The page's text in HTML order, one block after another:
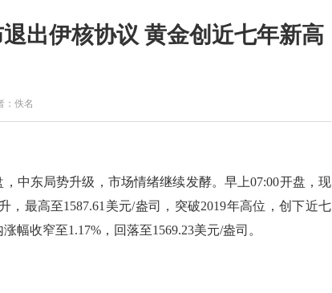
出伊核协议 黄金创近七年新高
：佚名
东局势升级，市场情绪继续发酵。早上07:00开盘，现
，最高至1587.61美元/盎司，突破2019年高位，创下近七
幅收窄至1.17%，回落至1569.23美元/盎司。